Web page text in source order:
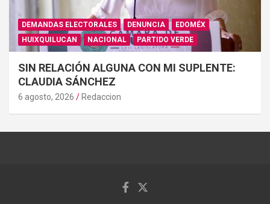
DEMANDAS ELECTORALES DENUNCIA
EDOMÉX
HUIXQUILUCAN
NACIONAL PARTIDO VERDE
SIN RELACIÓN ALGUNA CON MI SUPLENTE:
CLAUDIA SÁNCHEZ
6 agosto, 2026 Redaccion